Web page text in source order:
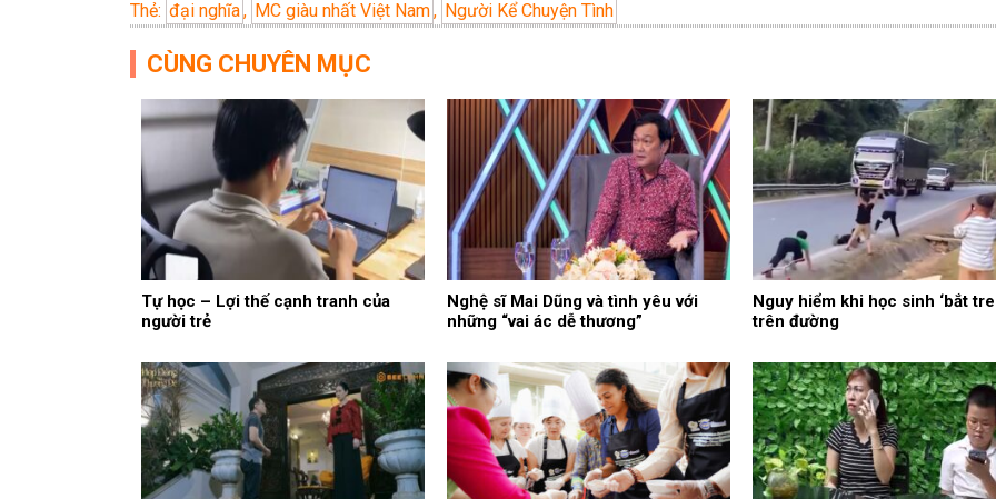
Thẻ: đại nghĩa, MC giàu nhất Việt Nam, Người Kể Chuyện Tình
CÙNG CHUYÊN MỤC
Tự học – Lợi thế cạnh tranh của
người trẻ
Nghệ sĩ Mai Dũng và tình yêu với
những “vai ác dễ thương”
Nguy hiểm khi học sinh ‘bắt
trên đường